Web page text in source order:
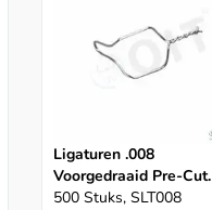
Ligaturen .008
Voorgedraaid Pre-Cut.
500 Stuks, SLT008